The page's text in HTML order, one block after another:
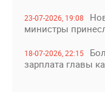
23-07-2026, 19:08
министры
18-07-2026, 22:15
зарплата главы